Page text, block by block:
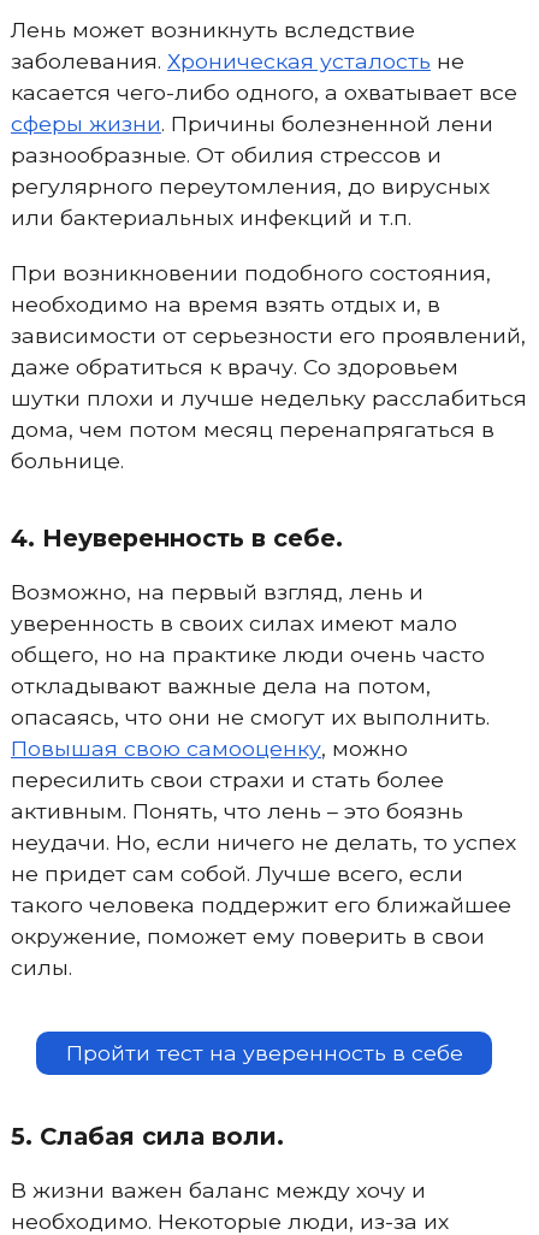
Лень может возникнуть вследствие
заболевания. Хроническая усталость не
касается чего-либо одного, а охватывает все
сферы жизни. Причины болезненной лени
разнообразные. От обилия стрессов и
регулярного переутомления, до вирусных
или бактериальных инфекций и т.п.
При возникновении подобного состояния,
необходимо на время взять отдых и, в
зависимости от серьезности его проявлений,
даже обратиться к врачу. Со здоровьем
шутки плохи и лучше недельку расслабиться
дома, чем потом месяц перенапрягаться в
больнице.
4. Неуверенность в себе.
Возможно, на первый взгляд, лень и
уверенность в своих силах имеют мало
общего, но на практике люди очень часто
откладывают важные дела на потом,
опасаясь, что они не смогут их выполнить.
Повышая свою самооценку, можно
пересилить свои страхи и стать более
активным. Понять, что лень – это боязнь
неудачи. Но, если ничего не делать, то успех
не придет сам собой. Лучше всего, если
такого человека поддержит его ближайшее
окружение, поможет ему поверить в свои
силы.
Пройти тест на уверенность в себе
5. Слабая сила воли.
В жизни важен баланс между хочу и
необходимо. Некоторые люди, из-за их